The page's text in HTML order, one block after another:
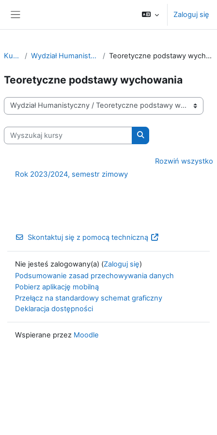
Zaloguj się
Kursy Wydział Humanistyczny Teoretyczne podstawy wychowania
Teoretyczne podstawy wychowania
Kategorie kursów
Wyszukaj kursy
Wyszukaj kursy
Rozwiń wszystko
Rok 2023/2024, semestr zimowy
Skontaktuj się z pomocą techniczną
Nie jesteś zalogowany(a) (Zaloguj się)
Podsumowanie zasad przechowywania danych
Pobierz aplikację mobilną
Przełącz na standardowy schemat graficzny
Deklaracja dostępności
Wspierane przez Moodle